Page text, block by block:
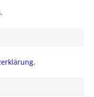
.
.